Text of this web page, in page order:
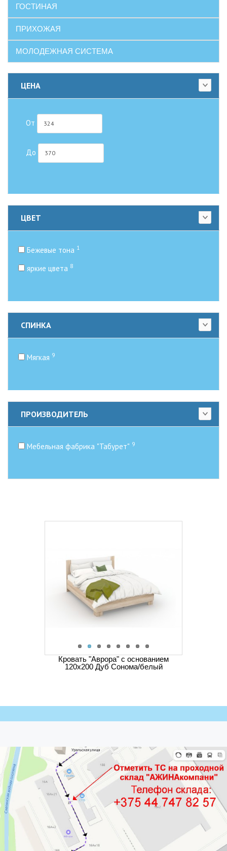
ГОСТИНАЯ
ПРИХОЖАЯ
МОЛОДЕЖНАЯ СИСТЕМА
ЦЕНА
От
До
ЦВЕТ
Бежевые тона 1
яркие цвета 8
СПИНКА
Мягкая 9
ПРОИЗВОДИТЕЛЬ
Мебельная фабрика "Табурет" 9
Кровать "Аврора" с основанием
120х200 Дуб Сонома/белый